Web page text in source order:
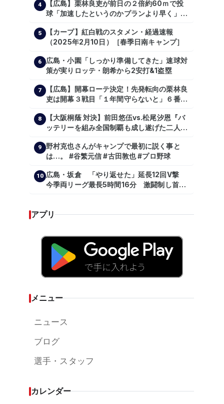
4
【広島】栗林良吏が前日の２倍約60ｍで投
球「加速したというのかプランより早く」自
5
【カープ】紅白戦のスタメン・経過速報
（2025年2月10日）［春季日南キャンプ］
6
広島・小園「しっかり準備してきた」速球対
策が実りロッテ・朗希から2安打&1盗塁
7
【広島】開幕ローテ決定！先発転向の栗林良
吏は開幕３戦目「１年間守らないと」６番手
8
【大阪桐蔭 対決】前田悠伍vs.松尾汐恩『バ
ッテリーを組み全国制覇も成し遂げた二人
9
野村克也さんがキャンプで最初に説く事と
は…。 #谷繁元信 #古田敦也 #プロ野球
10 広島・坂倉 「やり返せた」延長12回V撃
今季両リーグ最長5時間16分 激闘制し首位
アプリ
メニュー
ニュース
ブログ
選手・スタッフ
カレンダー